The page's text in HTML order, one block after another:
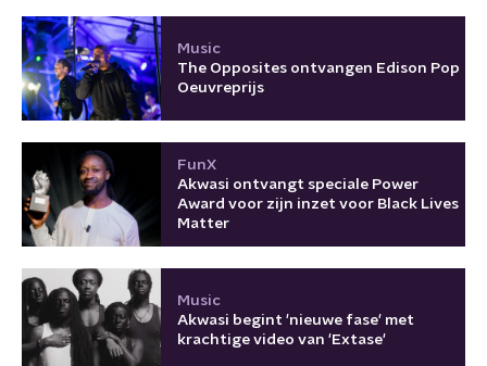
Music
The Opposites ontvangen Edison Pop
Oeuvreprijs
FunX
Akwasi ontvangt speciale Power
Award voor zijn inzet voor Black Lives
Matter
Music
Akwasi begint 'nieuwe fase' met
krachtige video van 'Extase'